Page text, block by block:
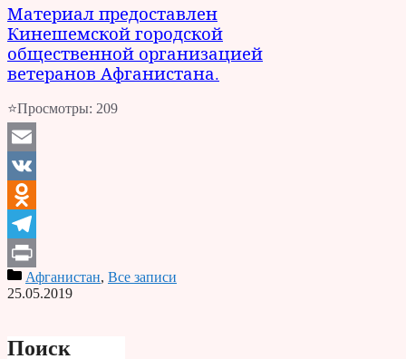
Материал предоставлен
Кинешемской городской
общественной организацией
ветеранов Афганистана.
⭐Просмотры: 209
Email
VK
Odnoklassniki
Telegram
PrintАфганистан, Все записи
25.05.2019
Поиск